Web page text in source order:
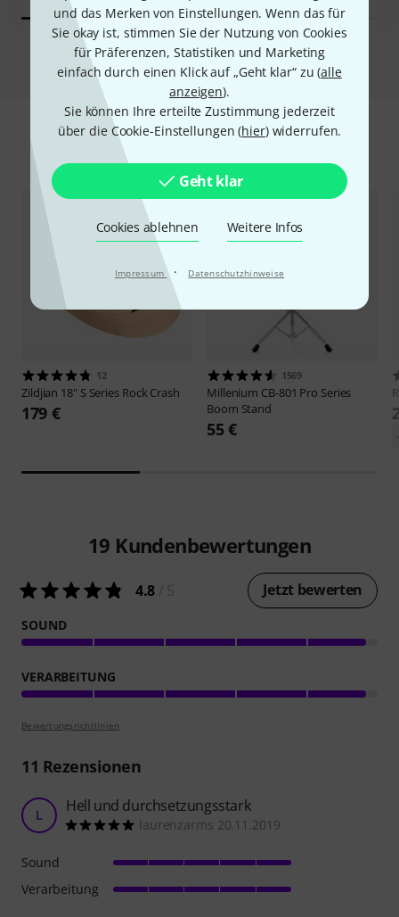
und das Merken von Einstellungen. Wenn das für
Sie okay ist, stimmen Sie der Nutzung von Cookies
für Präferenzen, Statistiken und Marketing
einfach durch einen Klick auf „Geht klar“ zu (alle
anzeigen).
Sie können Ihre erteilte Zustimmung jederzeit
über die Cookie-Einstellungen (hier) widerrufen.
Geht klar
Cookies ablehnen Weitere Infos
Impressum · Datenschutzhinweise
Vergleichen
Zubehör & passende Artikel
12
Zildjian 18" S Series Rock Crash
179 €
1569
Millenium CB-801 Pro Series
Boom Stand
55 €
19 Kundenbewertungen
4.8 Jetzt bewerten
SOUND
VERARBEITUNG
Bewertungsrichtlinien
11 Rezensionen
L Hell und durchsetzungsstark
laurenzarms 20.11.2019
Sound
Verarbeitung